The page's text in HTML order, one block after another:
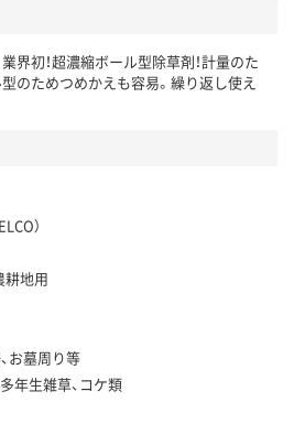
界初！超濃縮ボール型除草剤！計量のた
のためつめかえも容易。繰り返し使え
）
耕地用
お墓周り等
年生雑草、コケ類